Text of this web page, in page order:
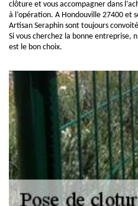
clôture et vous accompagner dans
à l’opération. A Hondouville 27400 et
Artisan Seraphin sont toujours
Si vous cherchez la bonne entreprise,
est le bon choix.